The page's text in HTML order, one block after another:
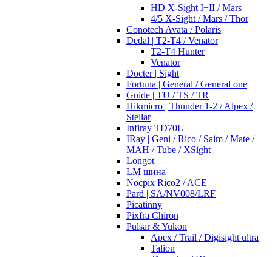
HD X-Sight I+II / Mars
4/5 X-Sight / Mars / Thor
Conotech Avata / Polaris
Dedal | T2-T4 / Venator
T2-T4 Hunter
Venator
Docter | Sight
Fortuna | General / General one
Guide | TU / TS / TR
Hikmicro | Thunder 1-2 / Alpex /
Stellar
Infiray TD70L
IRay | Geni / Rico / Saim / Mate /
MAH / Tube / XSight
Longot
LM шина
Nocpix Rico2 / ACE
Pard | SA/NV008/LRF
Picatinny
Pixfra Chiron
Pulsar & Yukon
Apex / Trail / Digisight ultra
Talion